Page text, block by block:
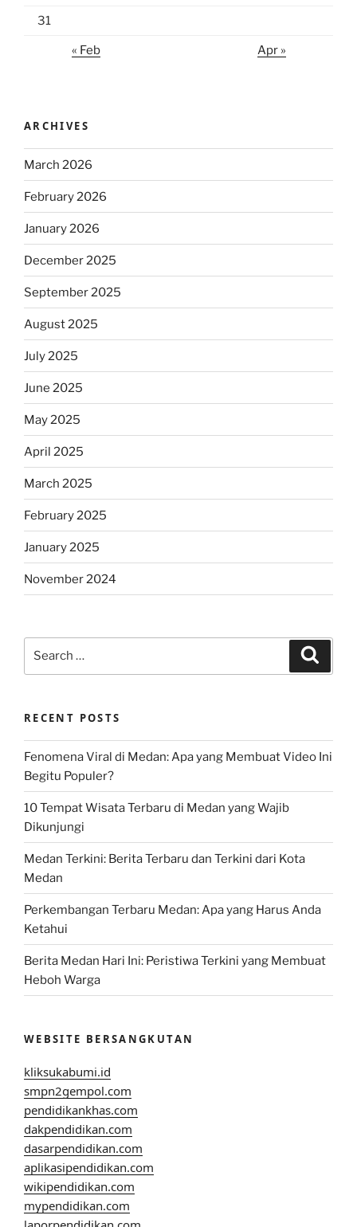
31
« Feb Apr »
ARCHIVES
March 2026
February 2026
January 2026
December 2025
September 2025
August 2025
July 2025
June 2025
May 2025
April 2025
March 2025
February 2025
January 2025
November 2024
RECENT POSTS
Fenomena Viral di Medan: Apa yang Membuat Video Ini
Begitu Populer?
10 Tempat Wisata Terbaru di Medan yang Wajib
Dikunjungi
Medan Terkini: Berita Terbaru dan Terkini dari Kota
Medan
Perkembangan Terbaru Medan: Apa yang Harus Anda
Ketahui
Berita Medan Hari Ini: Peristiwa Terkini yang Membuat
Heboh Warga
WEBSITE BERSANGKUTAN
kliksukabumi.id
smpn2gempol.com
pendidikankhas.com
dakpendidikan.com
dasarpendidikan.com
aplikasipendidikan.com
wikipendidikan.com
mypendidikan.com